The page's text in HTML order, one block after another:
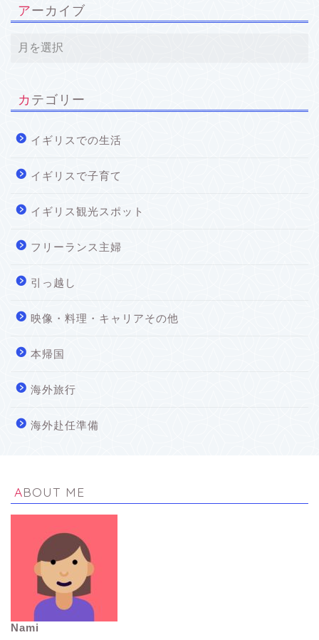
アーカイブ
カテゴリー
イギリスでの生活
イギリスで子育て
イギリス観光スポット
フリーランス主婦
引っ越し
映像・料理・キャリアその他
本帰国
海外旅行
海外赴任準備
ABOUT ME
Nami